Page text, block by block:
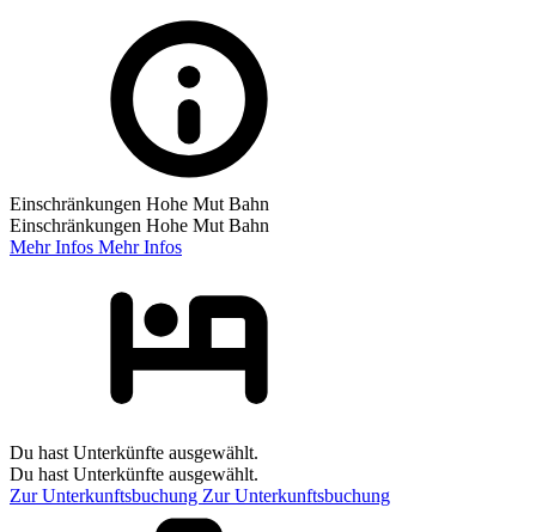
Einschränkungen Hohe Mut Bahn
Einschränkungen Hohe Mut Bahn
Mehr Infos Mehr Infos
Du hast Unterkünfte ausgewählt.
Du hast Unterkünfte ausgewählt.
Zur Unterkunftsbuchung Zur Unterkunftsbuchung